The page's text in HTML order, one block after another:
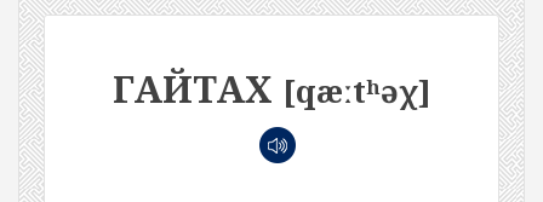
ГАЙТАХ [qæːtʰəχ]